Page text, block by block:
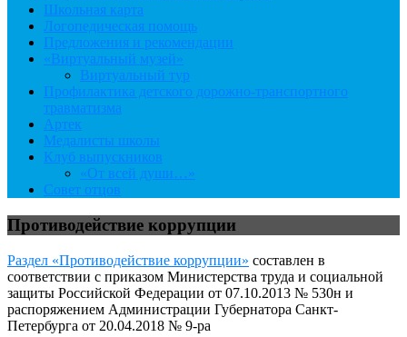
Школьная карта
Логопедическая помощь
Предложения и рекомендации
«Виртуальный музей»
Виртуальный тур
Профилактика детского дорожно-транспортного
травматизма
Артек
Медалисты школы
Клуб выпускников
«От всей души…»
Совет отцов
Противодействие коррупции
Раздел «Противодействие коррупции» составлен в
соответствии с приказом Министерства труда и социальной
защиты Российской Федерации от 07.10.2013 № 530н и
распоряжением Администрации Губернатора Санкт-
Петербурга от 20.04.2018 № 9-ра